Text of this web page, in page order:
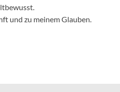
und zu meinem Glauben.